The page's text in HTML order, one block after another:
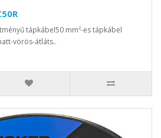
tápkábel50 mm²-es tápkábel
vörös-átláts..